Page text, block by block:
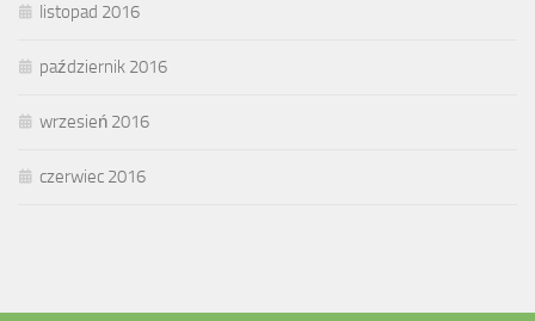
listopad 2016
październik 2016
wrzesień 2016
czerwiec 2016